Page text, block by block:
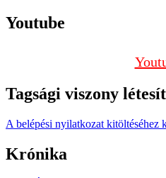
Youtube
Tagsági viszony
A belépési nyilatkozat kitöltéséhez
Krónika